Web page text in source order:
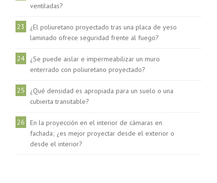
ventiladas?
23
¿El poliuretano proyectado tras una placa de yeso
laminado ofrece seguridad frente al fuego?
24
¿Se puede aislar e impermeabilizar un muro
enterrado con poliuretano proyectado?
25
¿Qué densidad es apropiada para un suelo o una
cubierta transitable?
26
En la proyección en el interior de cámaras en
fachada; ¿es mejor proyectar desde el exterior o
desde el interior?